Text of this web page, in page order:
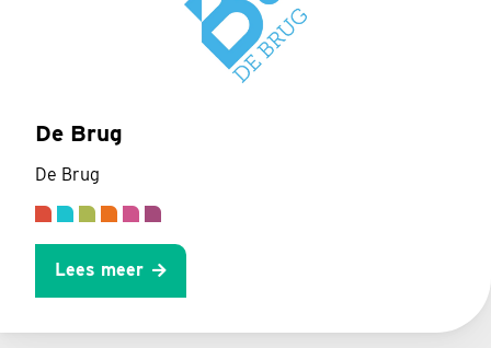
De Brug
De Brug
Lees meer